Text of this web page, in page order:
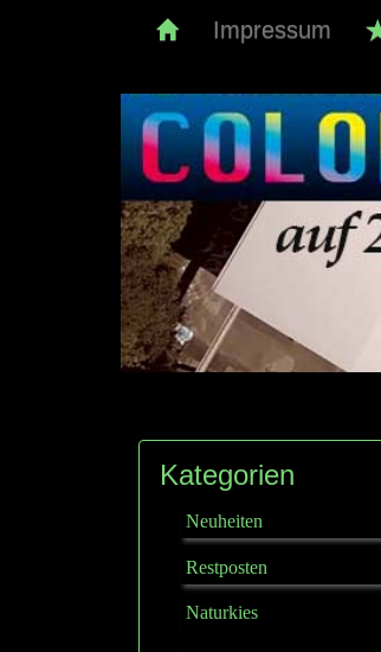
Impressum
Kategorien
Neuheiten
Restposten
Naturkies